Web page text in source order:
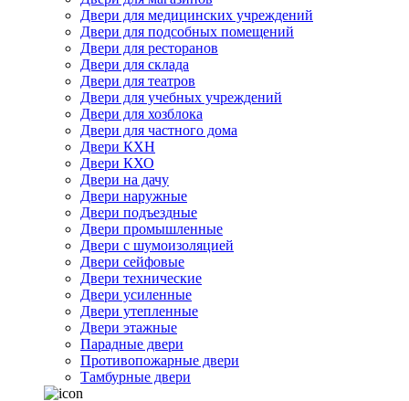
Двери для медицинских учреждений
Двери для подсобных помещений
Двери для ресторанов
Двери для склада
Двери для театров
Двери для учебных учреждений
Двери для хозблока
Двери для частного дома
Двери КХН
Двери КХО
Двери на дачу
Двери наружные
Двери подъездные
Двери промышленные
Двери с шумоизоляцией
Двери сейфовые
Двери технические
Двери усиленные
Двери утепленные
Двери этажные
Парадные двери
Противопожарные двери
Тамбурные двери